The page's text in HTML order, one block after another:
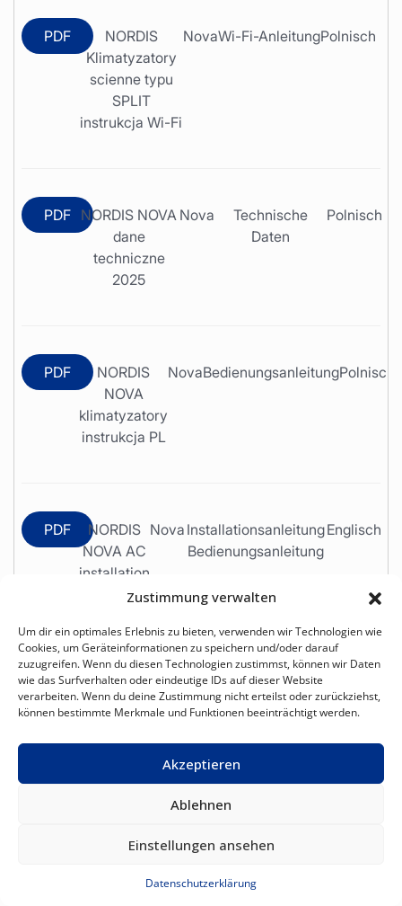
Zustimmung verwalten
Um dir ein optimales Erlebnis zu bieten, verwenden wir Technologien wie
Cookies, um Geräteinformationen zu speichern und/oder darauf
zuzugreifen. Wenn du diesen Technologien zustimmst, können wir Daten
wie das Surfverhalten oder eindeutige IDs auf dieser Website
verarbeiten. Wenn du deine Zustimmung nicht erteilst oder zurückziehst,
können bestimmte Merkmale und Funktionen beeinträchtigt werden.
Akzeptieren
Ablehnen
Einstellungen ansehen
Datenschutzerklärung
PDF
NORDIS
Klimatyzatory
scienne typu
SPLIT
instrukcja Wi-Fi
NovaWi-Fi-AnleitungPolnisch
PDF NORDIS NOVA
dane
techniczne
2025
Nova
Technische
Daten
Polnisch
PDF
NORDIS
NOVA
klimatyzatory
instrukcja PL
NovaBedienungsanleitungPolnisch
PDF
NORDIS
NOVA AC
installation
- user
Nova Installationsanleitung
Bedienungsanleitung
Englisch
PDF
NORDIS NOVANova
Technische
Englisch
manual EN